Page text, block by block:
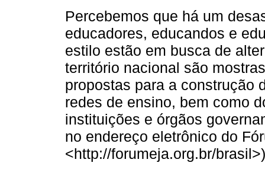
Percebemos que há um
educadores, educandos e
estilo estão em busca de
território nacional são
propostas para a construção
redes de ensino, bem como
instituições e órgãos
no endereço eletrônico do
<http://forumeja.org.br/